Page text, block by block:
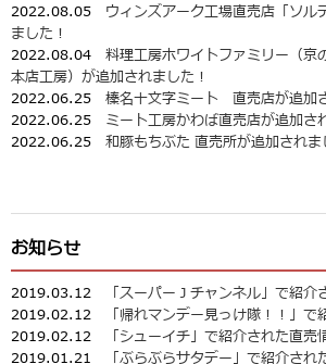
2022.08.05 ウィンズアーク工場直売店「ソル
ました！
2022.08.04 料理工房ホワイトファミリー（京
本店工房）が追加されました！
2022.06.25 榛名十文字ミート 直売店が追加
2022.06.25 ミート工房かわば直売店が追加さ
2022.06.25 和豚もちぶた 直売所が追加されま
お知らせ
2019.03.12
「スーパーＪチャンネル」で紹
2019.02.12
「帰れマンデー見っけ隊！！」
2019.02.12
「シューイチ」で紹介された直売
2019.01.21
「ぶらぶらサタデー」で紹介され